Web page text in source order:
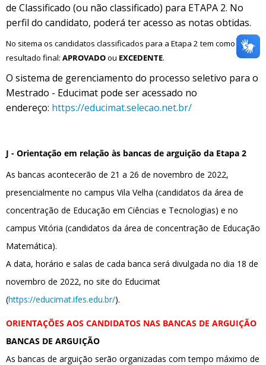
de Classificado (ou não classificado) para ETAPA 2. No
perfil do candidato, poderá ter acesso as notas obtidas.
No sitema os candidatos classificados para a Etapa 2 tem como
resultado final: APROVADOou EXCEDENTE.
O sistema de gerenciamento do processo seletivo para o
Mestrado - Educimat pode ser acessado no
endereço: https://educimat.selecao.net.br/
J - Orientação em relação às bancas de arguição da Etapa 2
As bancas acontecerão de 21 a 26 de novembro de 2022,
presencialmente no campus Vila Velha (candidatos da área de
concentração de Educação em Ciências e Tecnologias) e no
campus Vitória (candidatos da área de concentração de Educação
Matemática).
A data, horário e salas de cada banca será divulgada no dia 18 de
novembro de 2022, no site do Educimat
(https://educimat.ifes.edu.br/).
ORIENTAÇÕES AOS CANDIDATOS NAS BANCAS DE ARGUIÇÃO
BANCAS DE ARGUIÇÃO
As bancas de arguição serão organizadas com tempo máximo de